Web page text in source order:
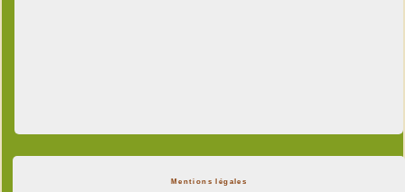
Mentions légales